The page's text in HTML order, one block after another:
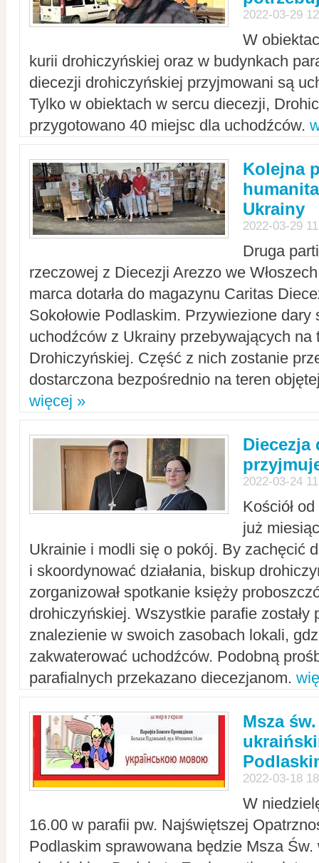
2022-03-29
W
kurii drohiczyńskiej oraz w budynkach
diecezji drohiczyńskiej przyjmowani są
Tylko w obiektach w sercu diecezji,
przygotowano 40 miejsc dla uchodźców.
Kolejna
Ukrainy
2022-03-29
Druga
rzeczowej z Diecezji Arezzo we
marca dotarła do magazynu Caritas
Sokołowie Podlaskim. Przywiezione dary
uchodźców z Ukrainy przebywających na
Drohiczyńskiej. Część z nich zostanie
dostarczona bezpośrednio na teren
więcej »
Diecezja
2022-03-24
Kościół
już
Ukrainie i modli się o pokój. By zachęcić
i skoordynować działania, biskup
zorganizował spotkanie księży
drohiczyńskiej. Wszystkie parafie zostały
znalezienie w swoich zasobach lokali,
zakwaterować uchodźców. Podobną
parafialnych przekazano diecezjanom.
Msza
2022-03-18
W
16.00 w parafii pw. Najświętszej
Podlaskim sprawowana będzie Msza Św.